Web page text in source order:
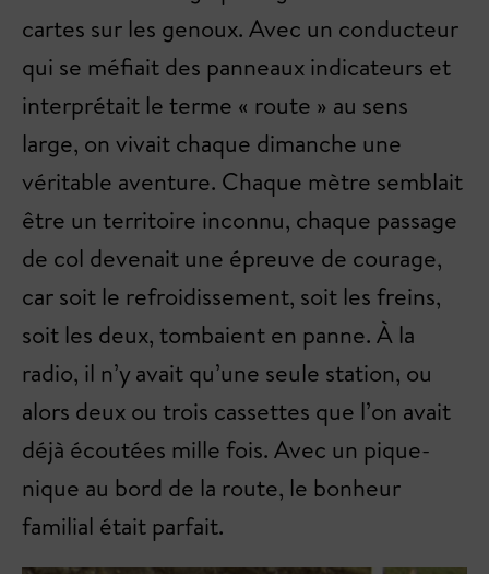
cartes sur les genoux. Avec un conducteur
qui se méfiait des panneaux indicateurs et
interprétait le terme « route » au sens
large, on vivait chaque dimanche une
véritable aventure. Chaque mètre semblait
être un territoire inconnu, chaque passage
de col devenait une épreuve de courage,
car soit le refroidissement, soit les freins,
soit les deux, tombaient en panne. À la
radio, il n’y avait qu’une seule station, ou
alors deux ou trois cassettes que l’on avait
déjà écoutées mille fois. Avec un pique-
nique au bord de la route, le bonheur
familial était parfait.